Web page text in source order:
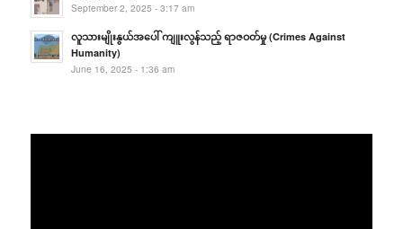
September 2, 2025 - 3:17 am
လူသားမျိုးနွယ်အပေါ် ကျူးလွန်သည့် ရာဇဝတ်မှု (Crimes Against
Humanity)
June 16, 2025 - 1:36 am